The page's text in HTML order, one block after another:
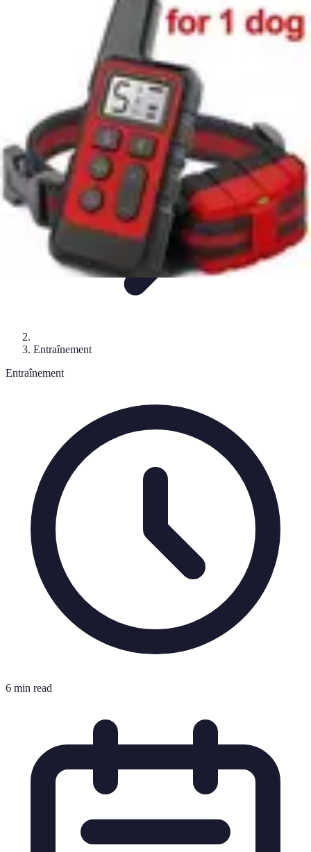
Running Cyclisme Santé
Easy Sport Advice
Entraînement
Entraînement
6 min read